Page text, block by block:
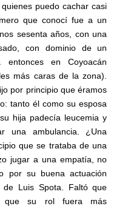
puedo cachar casi
que conocí fue a un
sesenta años, con una
con dominio de un
entonces en Coyoacán
más caras de la zona).
por principio que éramos
tanto él como su esposa
hija padecía leucemia y
una ambulancia. ¿Una
que se trataba de una
jugar a una empatía, no
por su buena actuación
Luis Spota. Faltó que
que su rol fuera más